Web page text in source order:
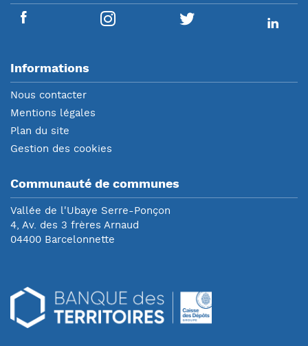
Informations
Nous contacter
Mentions légales
Plan du site
Gestion des cookies
Communauté de communes
Vallée de l'Ubaye Serre-Ponçon
4, Av. des 3 frères Arnaud
04400 Barcelonnette